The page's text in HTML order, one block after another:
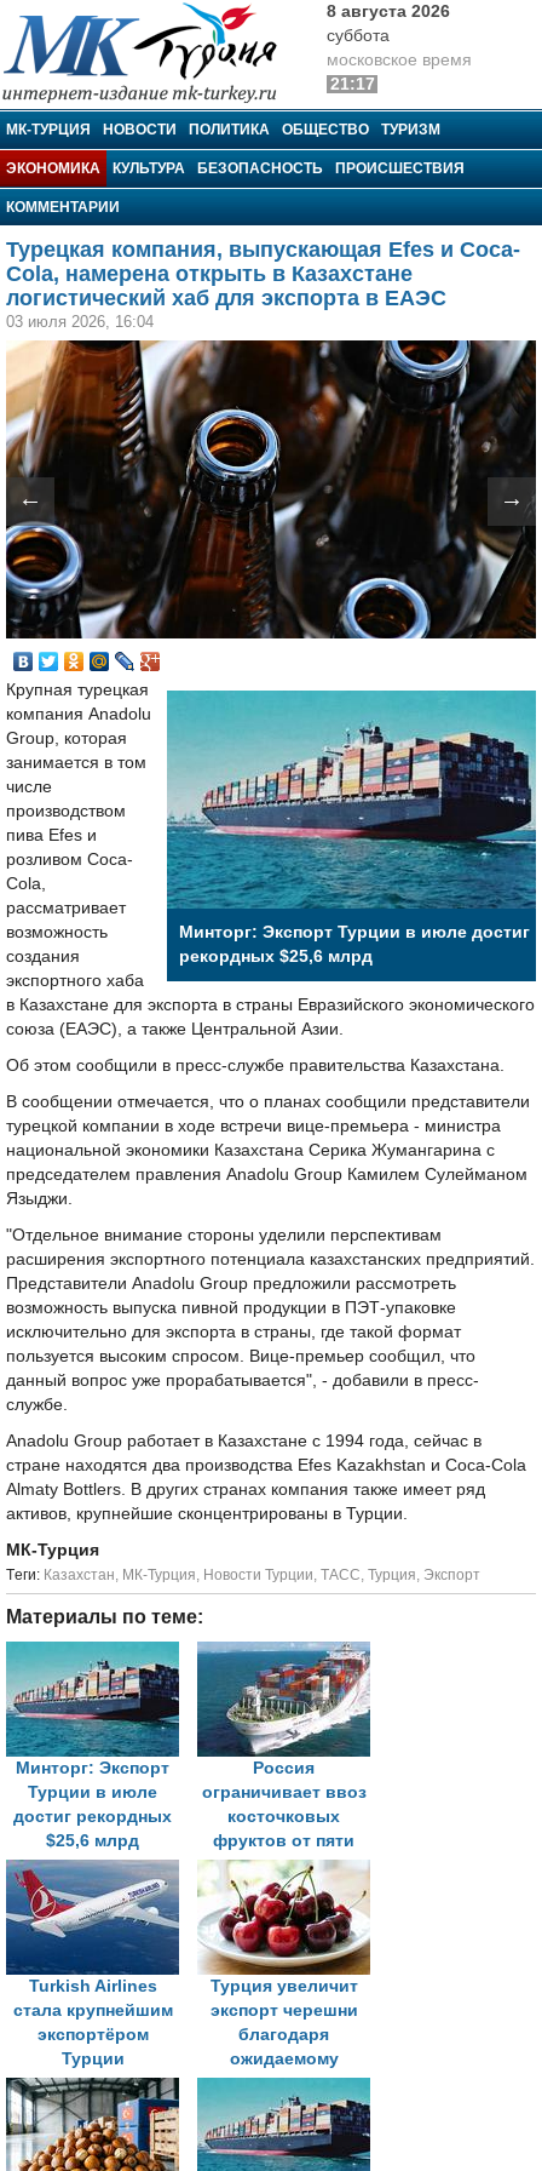
МК-Турция
8 августа 2026
суббота
московское время
21:17
МК-ТУРЦИЯ НОВОСТИ ПОЛИТИКА ОБЩЕСТВО ТУРИЗМ
ЭКОНОМИКА КУЛЬТУРА БЕЗОПАСНОСТЬ ПРОИСШЕСТВИЯ
КОММЕНТАРИИ
Турецкая компания, выпускающая Efes и Coca-
Cola, намерена открыть в Казахстане
логистический хаб для экспорта в ЕАЭС
03 июля 2026, 16:04
← →
Минторг: Экспорт Турции в июле достиг
рекордных $25,6 млрд
Крупная турецкая
компания Anadolu
Group, которая
занимается в том
числе
производством
пива Efes и
розливом Coca-
Cola,
рассматривает
возможность
создания
экспортного хаба
в Казахстане для экспорта в страны Евразийского экономического
союза (ЕАЭС), а также Центральной Азии.
Об этом сообщили в пресс-службе правительства Казахстана.
В сообщении отмечается, что о планах сообщили представители
турецкой компании в ходе встречи вице-премьера - министра
национальной экономики Казахстана Серика Жумангарина с
председателем правления Anadolu Group Камилем Сулейманом
Языджи.
"Отдельное внимание стороны уделили перспективам
расширения экспортного потенциала казахстанских предприятий.
Представители Anadolu Group предложили рассмотреть
возможность выпуска пивной продукции в ПЭТ-упаковке
исключительно для экспорта в страны, где такой формат
пользуется высоким спросом. Вице-премьер сообщил, что
данный вопрос уже прорабатывается", - добавили в пресс-
службе.
Anadolu Group работает в Казахстане с 1994 года, сейчас в
стране находятся два производства Efes Kazakhstan и Coca-Cola
Almaty Bottlers. В других странах компания также имеет ряд
активов, крупнейшие сконцентрированы в Турции.
МК-Турция
Tеги: Казахстан, МК-Турция, Новости Турции, ТАСС, Турция, Экспорт
Материалы по теме:
Минторг: Экспорт
Турции в июле
достиг рекордных
$25,6 млрд
Россия
ограничивает ввоз
косточковых
фруктов от пяти
турецких
экспортеров с 18
июля
Turkish Airlines
стала крупнейшим
экспортёром
Турции
Турция увеличит
экспорт черешни
благодаря
ожидаемому
рекордному
урожаю